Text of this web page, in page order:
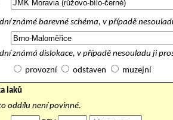
známé barevné schéma, v případě
známá dislokace, v případě nesouladu ji
provozní odstaven muzejní
laků
oddílu není povinné.